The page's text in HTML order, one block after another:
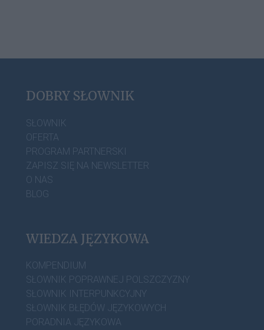
DOBRY SŁOWNIK
SŁOWNIK
OFERTA
PROGRAM PARTNERSKI
ZAPISZ SIĘ NA NEWSLETTER
O NAS
BLOG
WIEDZA JĘZYKOWA
KOMPENDIUM
SŁOWNIK POPRAWNEJ POLSZCZYZNY
SŁOWNIK INTERPUNKCYJNY
SŁOWNIK BŁĘDÓW JĘZYKOWYCH
PORADNIA JĘZYKOWA